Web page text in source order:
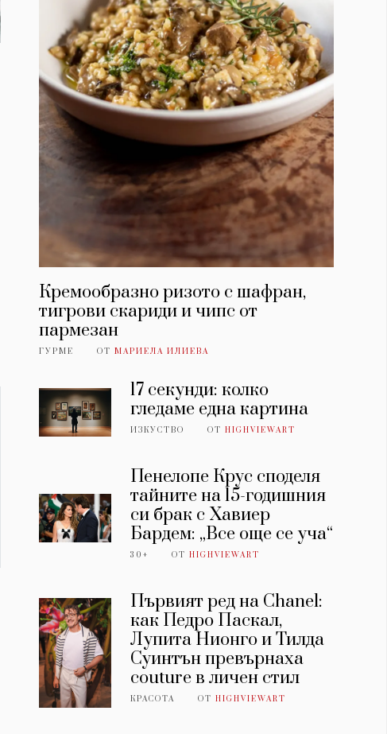
Кремообразно ризото с шафран,
тигрови скариди и чипс от
пармезан
ГУРМЕ ОТ МАРИЕЛА ИЛИЕВА
17 секунди: колко
гледаме една картина
ИЗКУСТВО ОТHIGHVIEWART
Пенелопе Крус споделя
тайните на 15-годишния
си брак с Хавиер
Бардем: „Все още се уча“
30+ ОТHIGHVIEWART
Първият ред на Chanel:
как Педро Паскал,
Лупита Нионго и Тилда
Суинтън превърнаха
couture в личен стил
КРАСОТА ОТHIGHVIEWART